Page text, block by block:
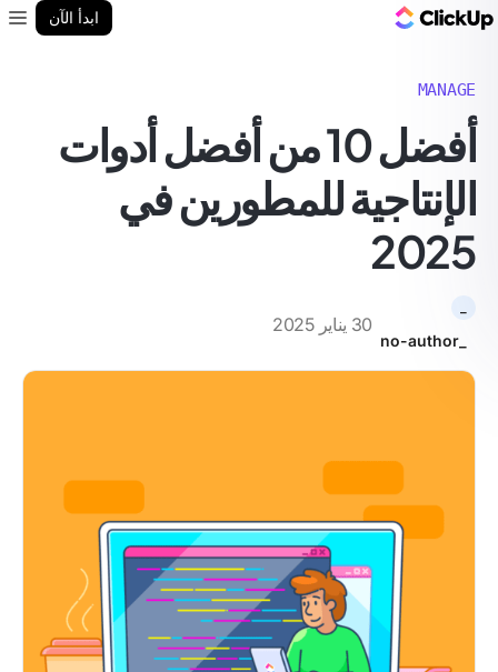
ابدأ الآن
MANAGE
أفضل 10 من أفضل أدوات
الإنتاجية للمطورين في
2025
30 يناير 2025